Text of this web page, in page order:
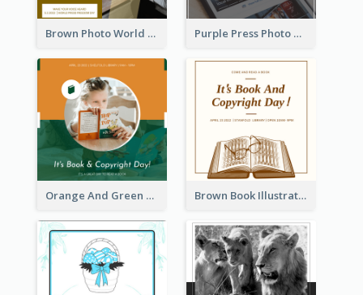
Brown Photo World Press Freedom Day Instagram Post Purple Press Photo World Press Freedom Day Instagram Post
Orange And Green Photo Book And Copyright Day Instagram Post Brown Book Illustration Book And Copyright Day Instagram Post